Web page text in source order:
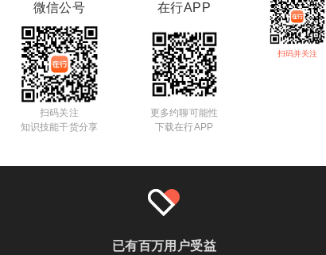
扫码并关注
微信公号
扫码关注
知识技能干货分享
在行APP
更多约聊可能性
下载在行APP
已有百万用户受益